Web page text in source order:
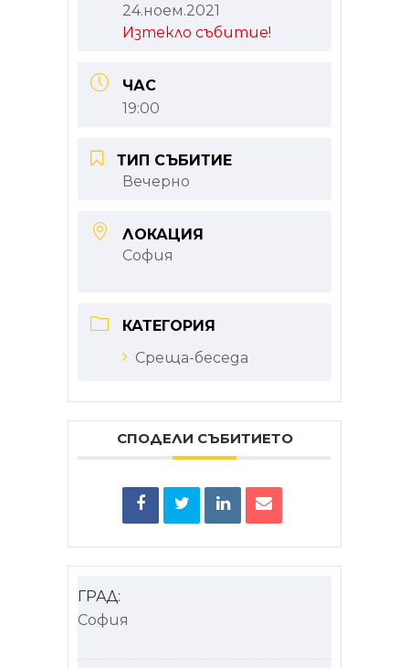
24.ноем.2021
Изтекло събитие!
ЧАС
19:00
ТИП СЪБИТИЕ
Вечерно
ЛОКАЦИЯ
София
КАТЕГОРИЯ
Среща-беседа
СПОДЕЛИ СЪБИТИЕТО
ГРАД:
София